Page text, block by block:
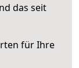
das seit
für Ihre